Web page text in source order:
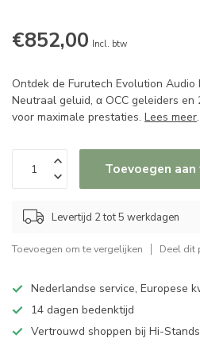
€852,00 Incl. btw
Ontdek de Furutech Evolution Audio
Neutraal geluid, α OCC geleiders
voor maximale prestaties. Lees meer.
Toevoegen
Levertijd 2 tot 5 werkdagen
Toevoegen om te vergelijken Deel dit
Nederlandse service, Europese
14 dagen bedenktijd
Vertrouwd shoppen bij Hi-Stands